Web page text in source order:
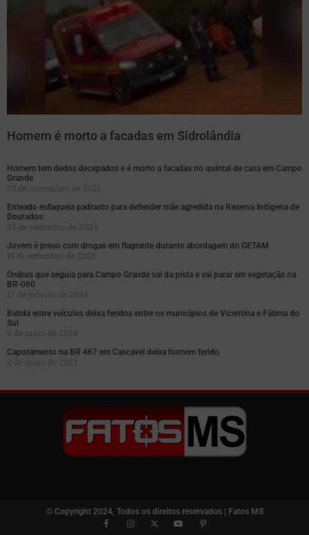
Homem é morto a facadas em Sidrolândia
Homem tem dedos decepados e é morto a facadas no quintal de casa em Campo
Grande
25 de novembro de 2021
Enteado esfaqueia padrasto para defender mãe agredida na Reserva Indígena de
Dourados.
23 de setembro de 2024
Jovem é preso com drogas em flagrante durante abordagem do GETAM
15 de setembro de 2025
Ônibus que seguia para Campo Grande sai da pista e vai parar em vegetação na
BR-060
17 de janeiro de 2024
Batida entre veículos deixa feridos entre os municípios de Vicentina e Fátima do
Sul
9 de maio de 2024
Capotamento na BR 467 em Cascavel deixa homem ferido
2 de maio de 2023
© Copyright 2024, Todos os direitos reservados | Fatos MS